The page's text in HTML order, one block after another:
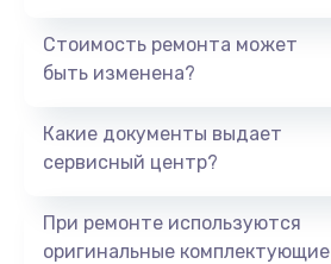
Стоимость ремонта может
быть изменена?
Какие документы выдает
сервисный центр?
При ремонте используются
оригинальные комплектующие